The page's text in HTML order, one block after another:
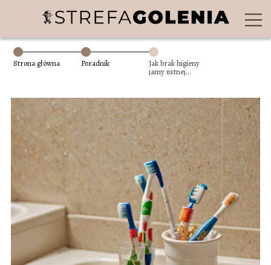
Strona główna Poradnik
Jak brak higieny
jamy ustnej